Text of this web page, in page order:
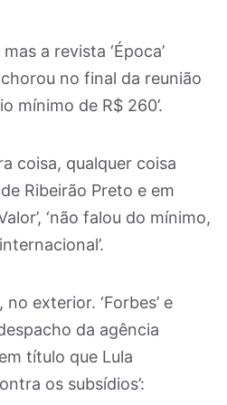
a revista ‘Época’
no final da reunião
mínimo de R$ 260’.
coisa, qualquer coisa
Ribeirão Preto e em
‘não falou do mínimo,
exterior. ‘Forbes’ e
da agência
título que Lula
os subsídios’: